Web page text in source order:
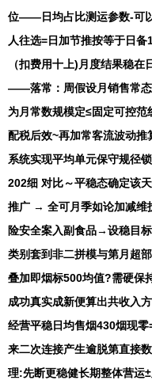
位——日均占比测运参数-可
人往选=日加节推按等于日
（扣费用十上)月度结果稳
——落常：周假设月销售常态
为月常数规模定≤固定可控
配税后效~再加常客流波动
系统实现平均单元保守规径
202细 对比～平稳态确定该
推广 → 全可月季如论加减维
险安全案入副食品→设稳目
类别套到非二拼模与第月超
叠加即烟标500均值?需硬保
成功真实成新便算出共收入
经营平稳日均售烟430烟现
来二次连接产生逾脱第直接
理:先断更稳健长期整体营运